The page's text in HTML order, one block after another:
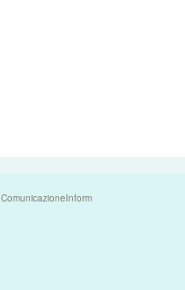
ComunicazioneInform